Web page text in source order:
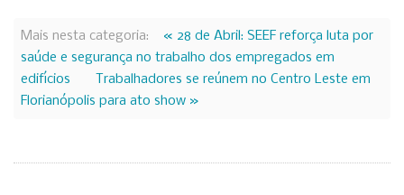
Mais nesta categoria:
« 28 de Abril: SEEF reforça luta por
saúde e segurança no trabalho dos empregados em
edifícios
Trabalhadores se reúnem no Centro Leste em
Florianópolis para ato show »